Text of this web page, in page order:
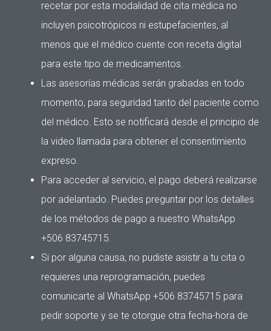
recetar por esta modalidad de cita médica no
incluyen psicotrópicos ni estupefacientes, al
menos que el médico cuente con receta digital
para este tipo de medicamentos.
Las asesorías médicas serán grabadas en todo
momento, para seguridad tanto del paciente como
del médico. Esto se notificará desde el principio de
la video llamada para obtener el consentimiento
expreso.
Para acceder al servicio, el pago deberá realizarse
por adelantado. Puedes preguntar por los detalles
de los métodos de pago a nuestro WhatsApp
+506 83745715.
Si por alguna causa, no pudiste asistir a tu cita o
requieres una reprogramación, puedes
comunicarte al WhatsApp +506 83745715 para
pedir soporte y se te otorgue otra fecha-hora de